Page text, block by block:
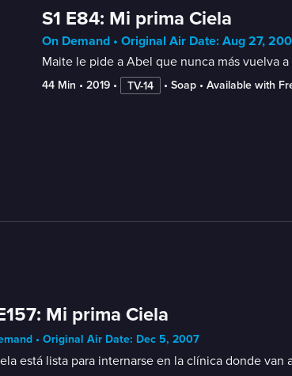
S1 E84: Mi prima Ciela
On Demand • Original Air Date: Aug 27,
Maite le pide a Abel que nunca más vuelva
44 Min • 2019 • TV-14 • Soap • Available with
Mi prima Ciela
• Original Air Date: Dec 5, 2007
está lista para internarse en la clínica donde